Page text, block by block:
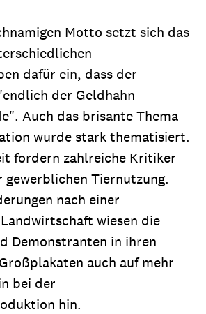
Motto setzt sich das
dafür ein, dass der
der Geldhahn
Auch das brisante Thema
wurde stark thematisiert.
fordern zahlreiche Kritiker
gewerblichen Tiernutzung.
nach einer
wiesen die
Demonstranten in ihren
auch auf mehr
bei der
hin.